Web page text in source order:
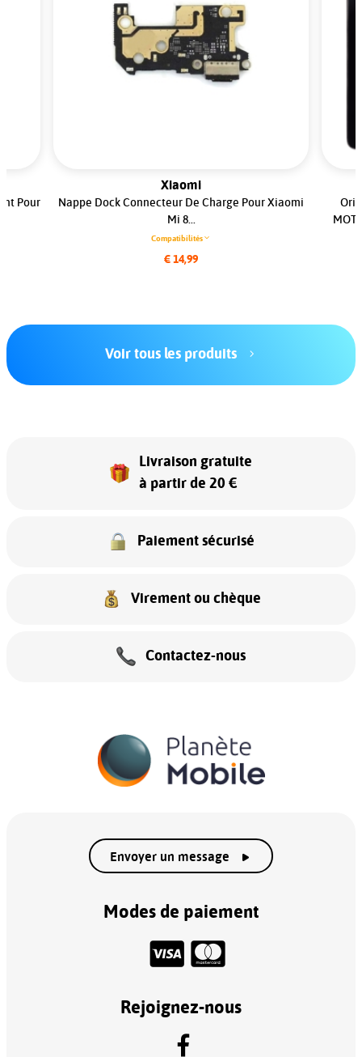
Pour
Xiaomi
Nappe Dock Connecteur De Charge Pour Xiaomi
Mi 8...
Compatibilités
€ 14,99
Voir tous les produits
Livraison gratuite
à partir de 20 €
Paiement sécurisé
Virement ou chèque
Contactez-nous
Envoyer un message
Modes de paiement
Rejoignez-nous